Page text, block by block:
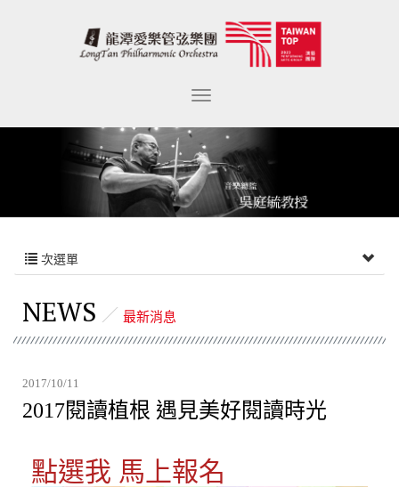
次選單
NEWS 最新消息
2017/10/11
2017閱讀植根 遇見美好閱讀時光
點選我 馬上報名